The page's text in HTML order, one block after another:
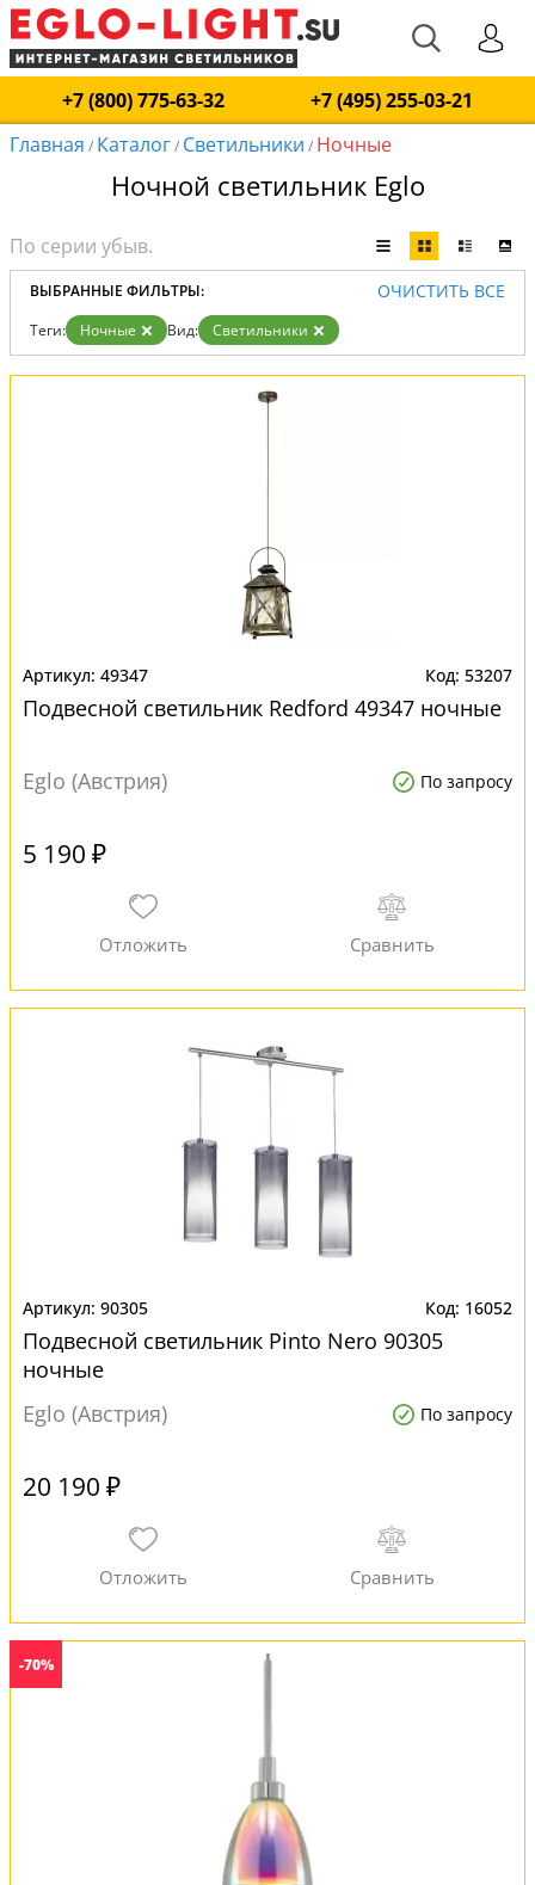
+7 (800) 775-63-32
+7 (495) 255-03-21
Главная / Каталог/ Светильники / Ночные
Ночной светильник Eglo
ВЫБРАННЫЕ ФИЛЬТРЫ: ОЧИСТИТЬ ВСЕ
Теги: Ночные Вид: Светильники
49347 53207
Подвесной светильник Redford 49347 ночные
Eglo (Австрия) По запросу
5 190 ₽
90305 16052
Подвесной светильник Pinto Nero 90305
ночные
Eglo (Австрия)
По запросу
20 190 ₽
-70%